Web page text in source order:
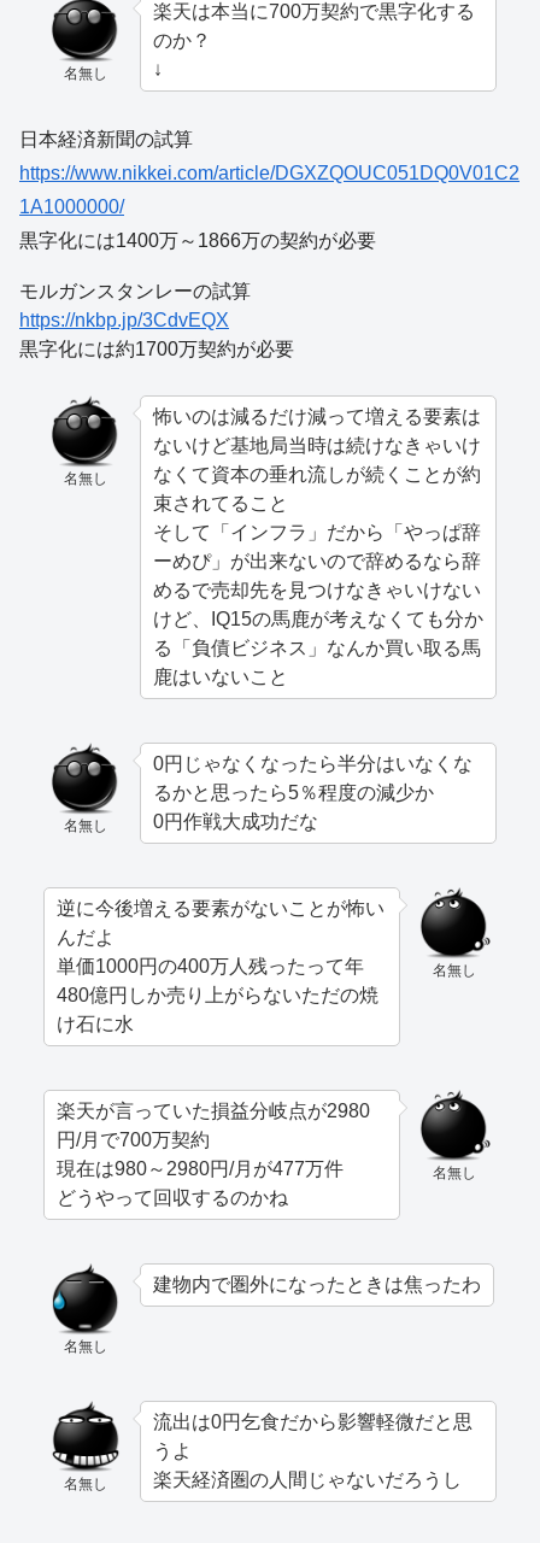
名無し
楽天は本当に700万契約で黒字化する
のか？
↓
日本経済新聞の試算
https://www.nikkei.com/article/DGXZQOUC051DQ0V01C2
1A1000000/
黒字化には1400万～1866万の契約が必要
モルガンスタンレーの試算
https://nkbp.jp/3CdvEQX
黒字化には約1700万契約が必要
名無し
怖いのは減るだけ減って増える要素は
ないけど基地局当時は続けなきゃいけ
なくて資本の垂れ流しが続くことが約
束されてること
そして「インフラ」だから「やっぱ辞
ーめぴ」が出来ないので辞めるなら辞
めるで売却先を見つけなきゃいけない
けど、IQ15の馬鹿が考えなくても分か
る「負債ビジネス」なんか買い取る馬
鹿はいないこと
名無し
0円じゃなくなったら半分はいなくな
るかと思ったら5％程度の減少か
0円作戦大成功だな
名無し
逆に今後増える要素がないことが怖い
んだよ
単価1000円の400万人残ったって年
480億円しか売り上がらないただの焼
け石に水
名無し
楽天が言っていた損益分岐点が2980
円/月で700万契約
現在は980～2980円/月が477万件
どうやって回収するのかね
名無し
建物内で圏外になったときは焦ったわ
名無し
流出は0円乞食だから影響軽微だと思
うよ
楽天経済圏の人間じゃないだろうし